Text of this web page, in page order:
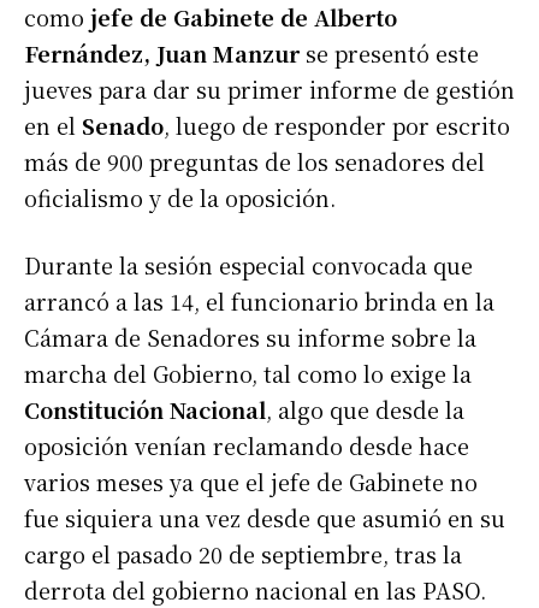
como jefe de Gabinete de Alberto
Fernández, Juan Manzur se presentó este
jueves para dar su primer informe de gestión
en el Senado, luego de responder por escrito
más de 900 preguntas de los senadores del
oficialismo y de la oposición.
Durante la sesión especial convocada que
arrancó a las 14, el funcionario brinda en la
Cámara de Senadores su informe sobre la
marcha del Gobierno, tal como lo exige la
Constitución Nacional, algo que desde la
oposición venían reclamando desde hace
varios meses ya que el jefe de Gabinete no
fue siquiera una vez desde que asumió en su
cargo el pasado 20 de septiembre, tras la
derrota del gobierno nacional en las PASO.